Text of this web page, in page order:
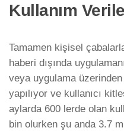
Kullanım
Tamamen kişisel
haberi dışında
veya uygulama üzerinden
yapılıyor ve kullanıcı
aylarda 600 lerde olan
bin olurken şu anda 3.7